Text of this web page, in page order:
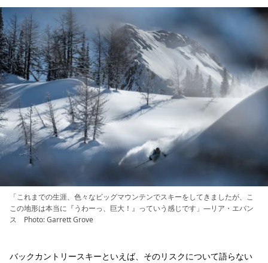
「これまでの生涯、色々なビッグマウンテンでスキーをしてきましたが、こ
この地形は本当に『うわーっ、巨大！』っていう感じです」—リア・エバン
ス Photo: Garrett Grove
バックカントリースキーといえば、そのリスクについて語らない